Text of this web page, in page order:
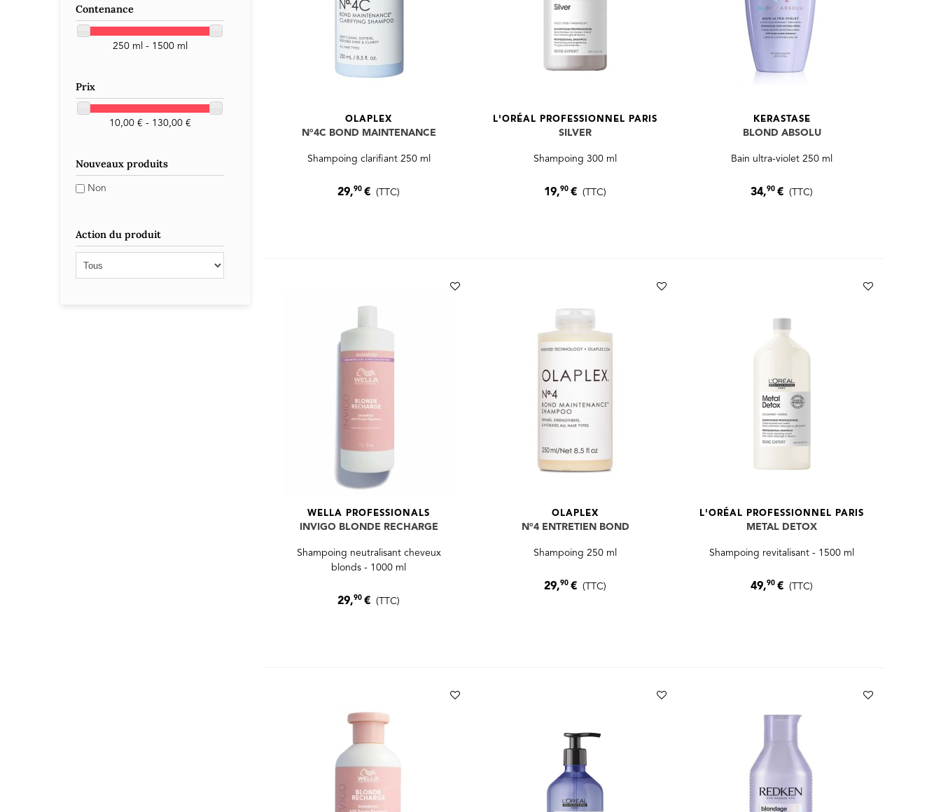
Contenance
250 ml - 1500 ml
Prix
10,00 € - 130,00 €
Nouveaux produits
Non
Action du produit
OLAPLEX
N°4C BOND MAINTENANCE
Shampoing clarifiant 250 ml
29,90€ (TTC)
L'ORÉAL PROFESSIONNEL PARIS
SILVER
Shampoing 300 ml
19,90€ (TTC)
KERASTASE
BLOND ABSOLU
Bain ultra-violet 250 ml
34,90€ (TTC)
WELLA PROFESSIONALS
INVIGO BLONDE RECHARGE
Shampoing neutralisant cheveux
blonds - 1000 ml
29,90€ (TTC)
OLAPLEX
N°4 ENTRETIEN BOND
Shampoing 250 ml
29,90€ (TTC)
L'ORÉAL PROFESSIONNEL PARIS
METAL DETOX
Shampoing revitalisant - 1500 ml
49,90€ (TTC)